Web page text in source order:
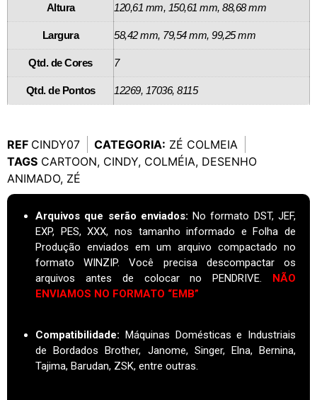
Altura 120,61 mm, 150,61 mm, 88,68 mm
Largura 58,42 mm, 79,54 mm, 99,25 mm
Qtd. de Cores 7
Qtd. de Pontos 12269, 17036, 8115
REF CINDY07 CATEGORIA: ZÉ COLMEIA
TAGS CARTOON, CINDY, COLMÉIA, DESENHO
ANIMADO, ZÉ
Arquivos que serão enviados: No formato DST, JEF,
EXP, PES, XXX, nos tamanho informado e Folha de
Produção enviados em um arquivo compactado no
formato WINZIP. Você precisa descompactar os
arquivos antes de colocar no PENDRIVE. NÃO
ENVIAMOS NO FORMATO “EMB”
Compatibilidade:
Máquinas Domésticas e Industriais
de Bordados Brother, Janome, Singer, Elna, Bernina,
Tajima, Barudan, ZSK, entre outras.